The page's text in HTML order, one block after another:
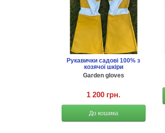
Рукавички садові 100% з
козячої шкіри
Garden gloves
1 200 грн.
До кошика